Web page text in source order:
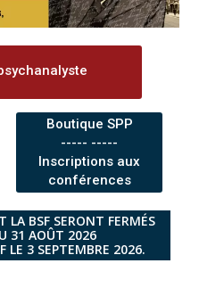
Boutique SPP
----- -----
Inscriptions aux
conférences
LA BSF SERONT FERMÉS
31 AOÛT 2026
LE 3 SEPTEMBRE 2026.